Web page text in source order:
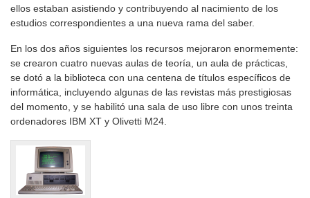
ellos estaban asistiendo y contribuyendo al nacimiento de los
estudios correspondientes a una nueva rama del saber.
En los dos años siguientes los recursos mejoraron enormemente:
se crearon cuatro nuevas aulas de teoría, un aula de prácticas,
se dotó a la biblioteca con una centena de títulos específicos de
informática, incluyendo algunas de las revistas más prestigiosas
del momento, y se habilitó una sala de uso libre con unos treinta
ordenadores IBM XT y Olivetti M24.